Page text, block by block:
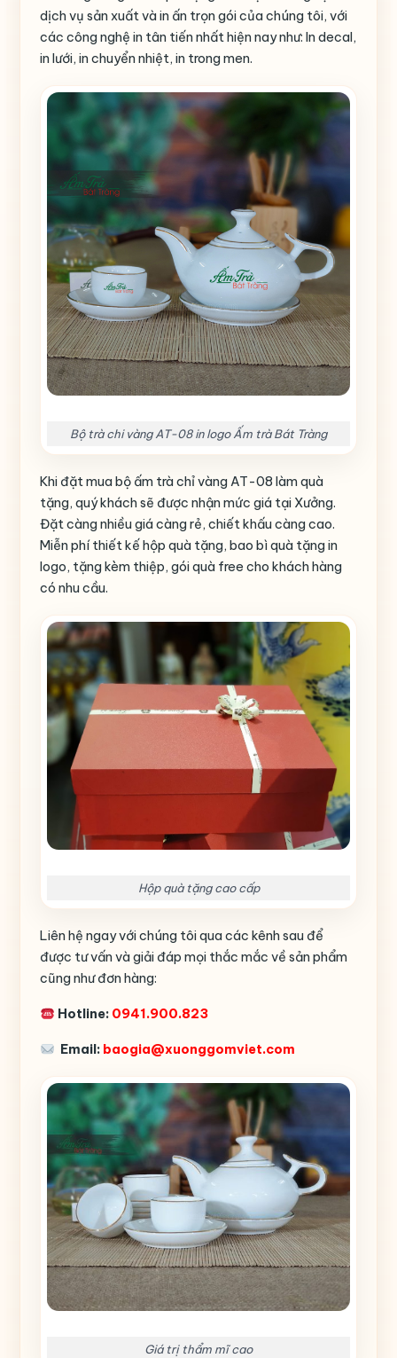
dịch vụ sản xuất và in ấn trọn gói của chúng tôi, với
các công nghệ in tân tiến nhất hiện nay như: In decal,
in lưới, in chuyển nhiệt, in trong men.
Bộ trà chi vàng AT-08 in logo Ấm trà Bát Tràng
Khi đặt mua bộ ấm trà chỉ vàng AT-08 làm quà
tặng, quý khách sẽ được nhận mức giá tại Xưởng.
Đặt càng nhiều giá càng rẻ, chiết khấu càng cao.
Miễn phí thiết kế hộp quà tặng, bao bì quà tặng in
logo, tặng kèm thiệp, gói quà free cho khách hàng
có nhu cầu.
Hộp quà tặng cao cấp
Liên hệ ngay với chúng tôi qua các kênh sau để
được tư vấn và giải đáp mọi thắc mắc về sản phẩm
cũng như đơn hàng:
Hotline: 0941.900.823
Email: baogia@xuonggomviet.com
Giá trị thẩm mĩ cao